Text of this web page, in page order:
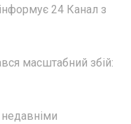
24 Канал з
масштабний збій:
недавніми